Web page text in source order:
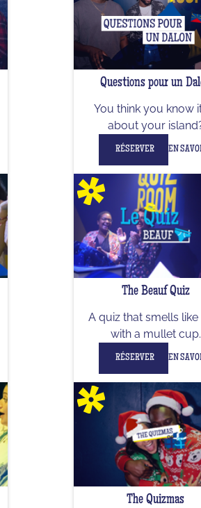
Questions pour un
You think you know
about your
RÉSERVER EN
The Beauf Quiz
A quiz that smells like
with a mullet cup.
RÉSERVER EN
The Quizmas